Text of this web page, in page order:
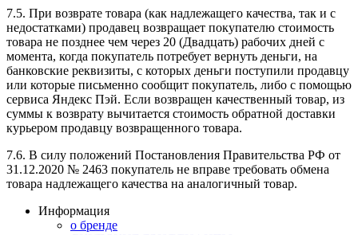
7.5. При возврате товара (как надлежащего качества, так и с
недостатками) продавец возвращает покупателю стоимость
товара не позднее чем через 20 (Двадцать) рабочих дней с
момента, когда покупатель потребует вернуть деньги, на
банковские реквизиты, с которых деньги поступили продавцу
или которые письменно сообщит покупатель, либо с помощью
сервиса Яндекс Пэй. Если возвращен качественный товар, из
суммы к возврату вычитается стоимость обратной доставки
курьером продавцу возвращенного товара.
7.6. В силу положений Постановления Правительства РФ от
31.12.2020 № 2463 покупатель не вправе требовать обмена
товара надлежащего качества на аналогичный товар.
Информация
о бренде